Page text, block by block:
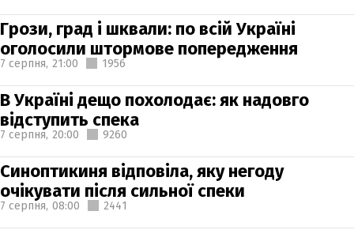
Грози, град і шквали: по всій Україні
оголосили штормове попередження
7 серпня, 21:00 1956
В Україні дещо похолодає: як надовго
відступить спека
7 серпня, 20:00 9260
Синоптикиня відповіла, яку негоду
очікувати після сильної спеки
7 серпня, 08:00 2441